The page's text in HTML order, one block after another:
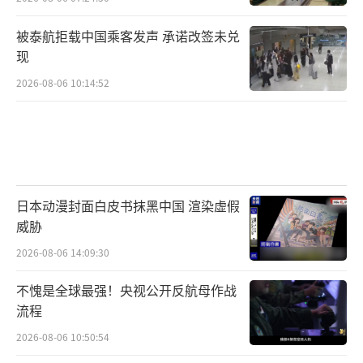
被泰航拒载中国乘客发声 承诺改签未兑
现
2026-08-06 10:14:52
日本动漫封面白皮书抹黑中国 渲染虚假
威胁
2026-08-06 14:09:30
不愧是全球最强！央视公开反航母作战
流程
2026-08-06 10:50:54